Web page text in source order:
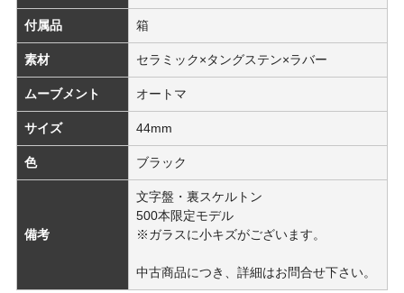
付属品 箱
素材 セラミック×タングステン×ラバー
ムーブメント オートマ
サイズ 44mm
色 ブラック
備考
文字盤・裏スケルトン
500本限定モデル
※ガラスに小キズがございます。
中古商品につき、詳細はお問合せ下さい。